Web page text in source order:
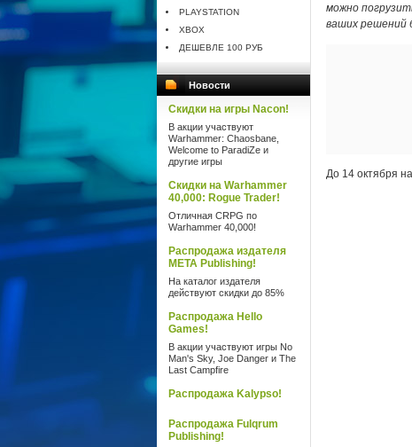
PLAYSTATION
XBOX
ДЕШЕВЛЕ 100 РУБ
Новости
Скидки на игры Nacon!
В акции участвуют
Warhammer: Chaosbane,
Welcome to ParadiZe и
другие игры
Скидки на Warhammer
40,000: Rogue Trader!
Отличная CRPG по
Warhammer 40,000!
Распродажа издателя
META Publishing!
На каталог издателя
действуют скидки до 85%
Распродажа Hello
Games!
В акции участвуют игры No
Man's Sky, Joe Danger и The
Last Campfire
Распродажа Kalypso!
Распродажа Fulqrum
Publishing!
можно
ваших решений
До 14 октября